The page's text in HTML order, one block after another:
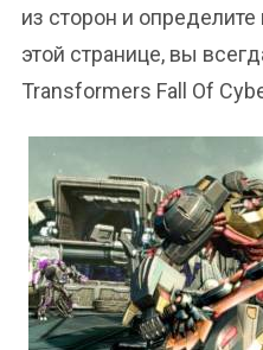
из сторон и
этой странице, вы
Transformers Fall Of